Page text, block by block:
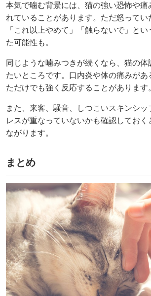
本気で噛む背景には、猫の強い恐怖や痛
れていることがあります。ただ怒ってい
「これ以上やめて」「触らないで」と
た可能性も。
同じような噛みつきが続くなら、猫の体
たいところです。口内炎や体の痛みがあ
ただけでも強く反応することがあります
また、来客、騒音、しつこいスキンシッ
レスが重なっていないかも確認しておく
ながります。
まとめ